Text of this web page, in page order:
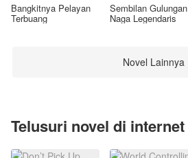
Bangkitnya Pelayan
Terbuang
Sembilan Gulungan
Naga Legendaris
Novel Lainnya
Telusuri novel di internet